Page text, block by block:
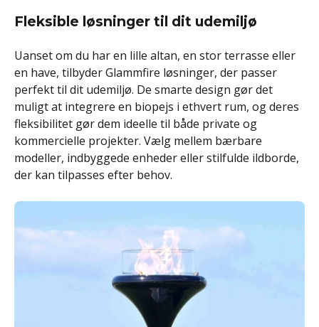
Fleksible løsninger til dit udemiljø
Uanset om du har en lille altan, en stor terrasse eller
en have, tilbyder Glammfire løsninger, der passer
perfekt til dit udemiljø. De smarte design gør det
muligt at integrere en biopejs i ethvert rum, og deres
fleksibilitet gør dem ideelle til både private og
kommercielle projekter. Vælg mellem bærbare
modeller, indbyggede enheder eller stilfulde ildborde,
der kan tilpasses efter behov.